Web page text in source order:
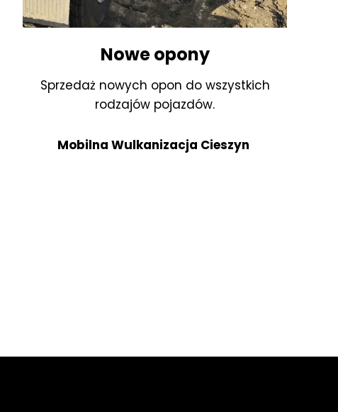
Nowe opony
Sprzedaż nowych opon do wszystkich
rodzajów pojazdów.
Mobilna Wulkanizacja Cieszyn